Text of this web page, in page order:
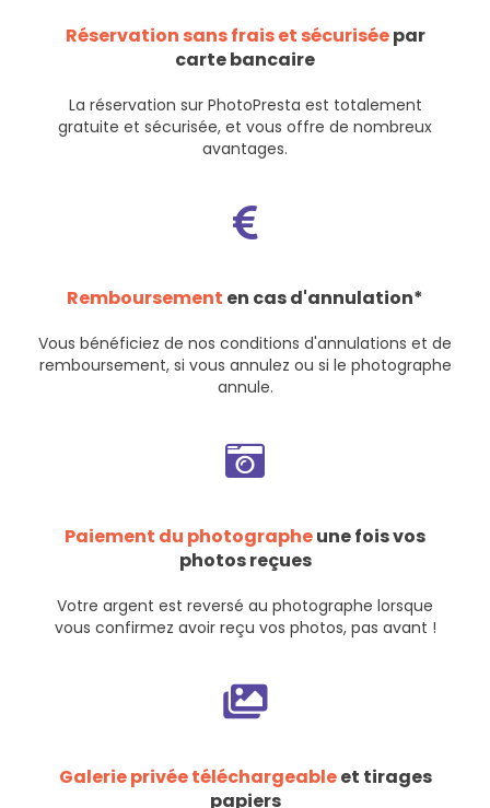
Réservation sans frais et sécuriséepar
carte bancaire
La réservation sur PhotoPresta est totalement
gratuite et sécurisée, et vous offre de nombreux
avantages.
Remboursement en cas d'annulation*
Vous bénéficiez de nos conditions d'annulations et de
remboursement, si vous annulez ou si le photographe
annule.
Paiement du photographeune fois vos
photos reçues
Votre argent est reversé au photographe lorsque
vous confirmez avoir reçu vos photos, pas avant !
Galerie privée téléchargeableet tirages
papiers